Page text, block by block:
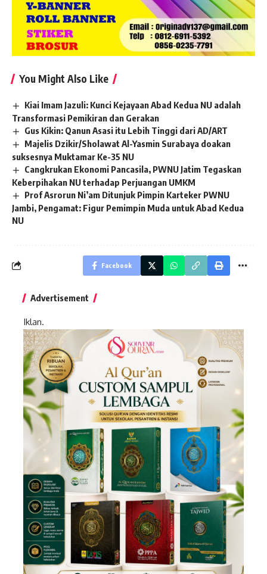
You Might Also Like
Kiai Imam Jazuli: Kunci Kejayaan Abad Kedua NU adalah
Transformasi Pemikiran dan Gerakan
Gus Kikin: Qanun Asasi itu Lebih Tinggi dari AD/ART
Majelis Dzikir/Sholawat Al-Yasmin Surabaya doakan
suksesnya Muktamar Ke-35 NU
Cangkrukan Ekonomi Pancasila, PWNU Jatim Tegaskan
Keberpihakan NU terhadap Perjuangan UMKM
Prof Asrorun Ni’am Ditunjuk Pimpin Karteker PWNU
Jambi, Pengamat: Figur Pemimpin Muda untuk Abad Kedua
NU
Facebook
Advertisement
Iklan.